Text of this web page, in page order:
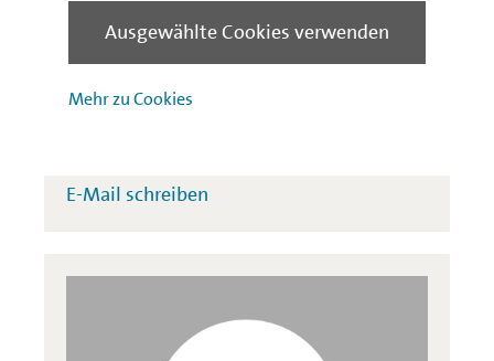
Mehr zu Cookies
Ausgewählte Cookies verwenden
E-Mail schreiben